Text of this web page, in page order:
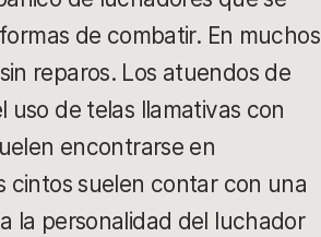
de combatir. En muchos
reparos. Los atuendos de
de telas llamativas con
encontrarse en
cintos suelen contar con una
la personalidad del luchador